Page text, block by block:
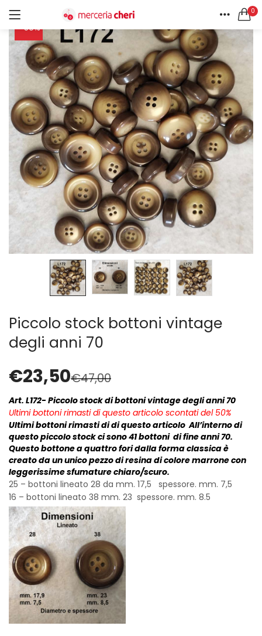
0
HOME
ACCOUNT
ACCEDI REGISTRATI
Ricordami
Password dimenticata?
CERCA IN:
Tutte le categorie
Accessori Design (56)
Accessori merceria (94)
Cesti portalavoro (8)
Aghi e spilli (24)
Applicazioni (26)
Borse (6)
Bottoni Vintage (204)
Lotti di Bottoni vintage (27)
Bottoni/alamari/automatici (46)
Alamari (5)
Calze collant donna (24)
Cappelli (16)
Cerniere lampo / Zip/Fibbie (27)
Elastici (10)
filati cucirini e affini (9)
Fodere (5)
Guanti (1)
Minuterie (58)
Pizzi (11)
Prodotti per la sartoria (34)
Ricamo (119)
Quadri Mezzo Punto (92)
Canovacci Completi di Filati e Ago (24)
Sciarpe (8)
Set di Bottoni Vintage (77)
Swarovski (2)
Vintage (165)
-50%
Piccolo stock bottoni vintage
degli anni 70
€23,50€47,00
Art. L172- Piccolo stock di bottoni vintage degli anni 70
Ultimi bottoni rimasti di questo articolo scontati del 50%
Ultimi bottoni rimasti di di questo articolo All’interno di
questo piccolo stock ci sono 41 bottoni di fine anni 70.
Questo bottone a quattro fori dalla forma classica è
creato da un unico pezzo di resina di colore marrone con
leggerissime sfumature chiaro/scuro.
25 – bottoni lineato 28 da mm. 17,5 spessore. mm. 7,5
16 – bottoni lineato 38 mm. 23 spessore. mm. 8.5